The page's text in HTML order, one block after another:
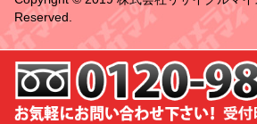
Reserved.